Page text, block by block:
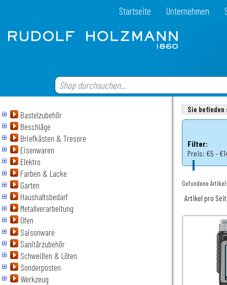
Startseite Unternehmen
Bastelzubehör
Beschläge
Briefkästen & Tresore
Eisenwaren
Elektro
Farben & Lacke
Garten
Haushaltsbedarf
Metallverarbeitung
Ofen
Saisonware
Sanitärzubehör
Schweißen & Löten
Sonderposten
Werkzeug
Sie
Filter:
Preis: €5 -
Gefundene
Artikel pro